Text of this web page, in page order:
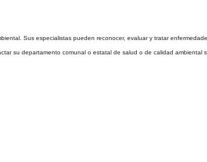
Sus especialistas pueden reconocer, evaluar y tratar
su departamento comunal o estatal de salud o de calidad ambiental